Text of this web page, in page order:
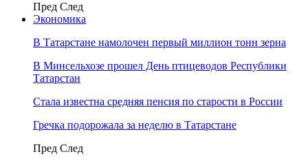
Пред След
Экономика
В Татарстане намолочен первый миллион тонн зерна
В Минсельхозе прошел День птицеводов Республики
Татарстан
Стала известна средняя пенсия по старости в России
Гречка подорожала за неделю в Татарстане
Пред След